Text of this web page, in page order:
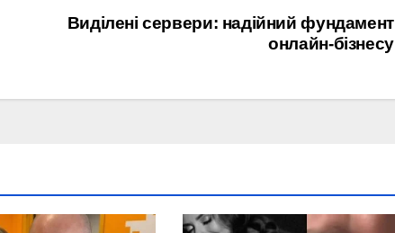
Виділені сервери: надійний фундамент
онлайн-бізнесу